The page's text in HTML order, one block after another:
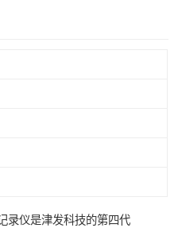
录仪是津发科技的第四代